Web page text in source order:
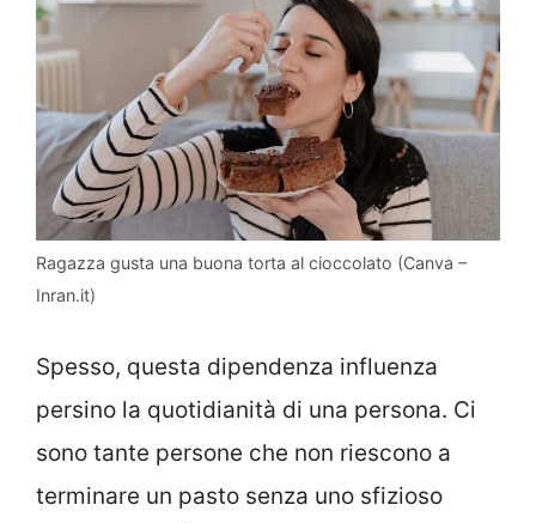
Ragazza gusta una buona torta al cioccolato (Canva –
Inran.it)
Spesso, questa dipendenza influenza
persino la quotidianità di una persona. Ci
sono tante persone che non riescono a
terminare un pasto senza uno sfizioso